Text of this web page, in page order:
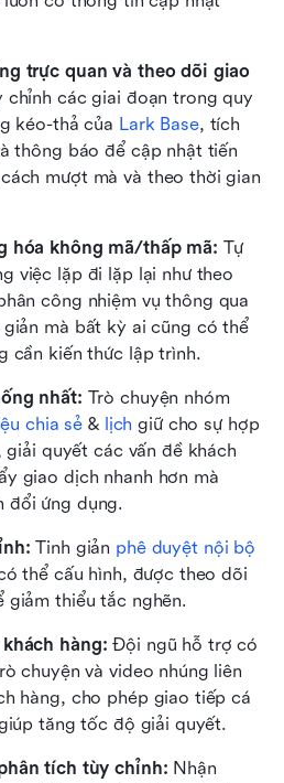
trực quan và theo dõi giao
chỉnh các giai đoạn trong quy
kéo-thả của Lark Base, tích
thông báo để cập nhật tiến
mượt mà và theo thời gian
hóa không mã/thấp mã: Tự
việc lặp đi lặp lại như theo
công nhiệm vụ thông qua
mà bất kỳ ai cũng có thể
cần kiến thức lập trình.
nhất: Trò chuyện nhóm
chia sẻ & lịch giữ cho sự hợp
quyết các vấn đề khách
giao dịch nhanh hơn mà
đổi ứng dụng.
Tinh giản phê duyệt nội bộ
thể cấu hình, được theo dõi
giảm thiểu tắc nghẽn.
hàng: Đội ngũ hỗ trợ có
chuyện và video nhúng liên
hàng, cho phép giao tiếp cá
tăng tốc độ giải quyết.
tích tùy chỉnh: Nhận